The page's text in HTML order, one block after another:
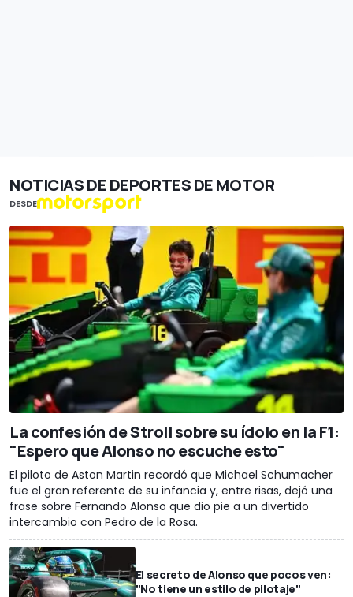
NOTICIAS DE DEPORTES DE MOTOR
DESDE
La confesión de Stroll sobre su ídolo en la F1:
"Espero que Alonso no escuche esto"
El piloto de Aston Martin recordó que Michael Schumacher
fue el gran referente de su infancia y, entre risas, dejó una
frase sobre Fernando Alonso que dio pie a un divertido
intercambio con Pedro de la Rosa.
El secreto de Alonso que pocos ven:
"No tiene un estilo de pilotaje"